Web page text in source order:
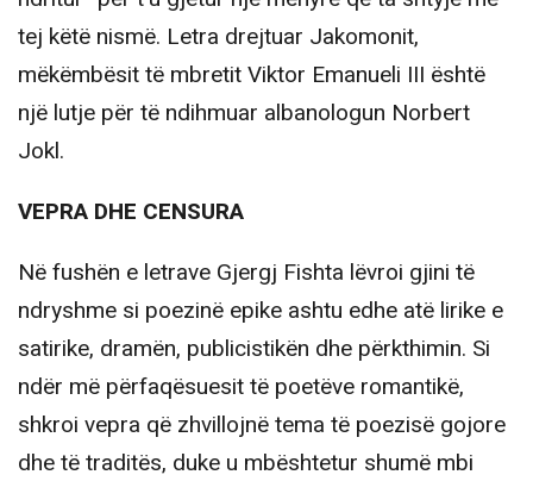
tej këtë nismë. Letra drejtuar Jakomonit,
mëkëmbësit të mbretit Viktor Emanueli III është
një lutje për të ndihmuar albanologun Norbert
Jokl.
VEPRA DHE CENSURA
Në fushën e letrave Gjergj Fishta lëvroi gjini të
ndryshme si poezinë epike ashtu edhe atë lirike e
satirike, dramën, publicistikën dhe përkthimin. Si
ndër më përfaqësuesit të poetëve romantikë,
shkroi vepra që zhvillojnë tema të poezisë gojore
dhe të traditës, duke u mbështetur shumë mbi